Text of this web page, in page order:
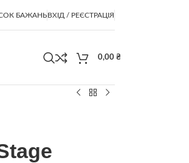
БАЖАНЬВХІД / РЕЄСТРАЦІЯ
0,00 ₴